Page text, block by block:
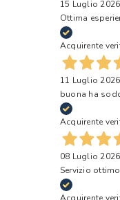
15 Luglio 2026
Ottima
Acquirente
11 Luglio 2026
buona ha
Acquirente
08 Luglio 2026
Servizio